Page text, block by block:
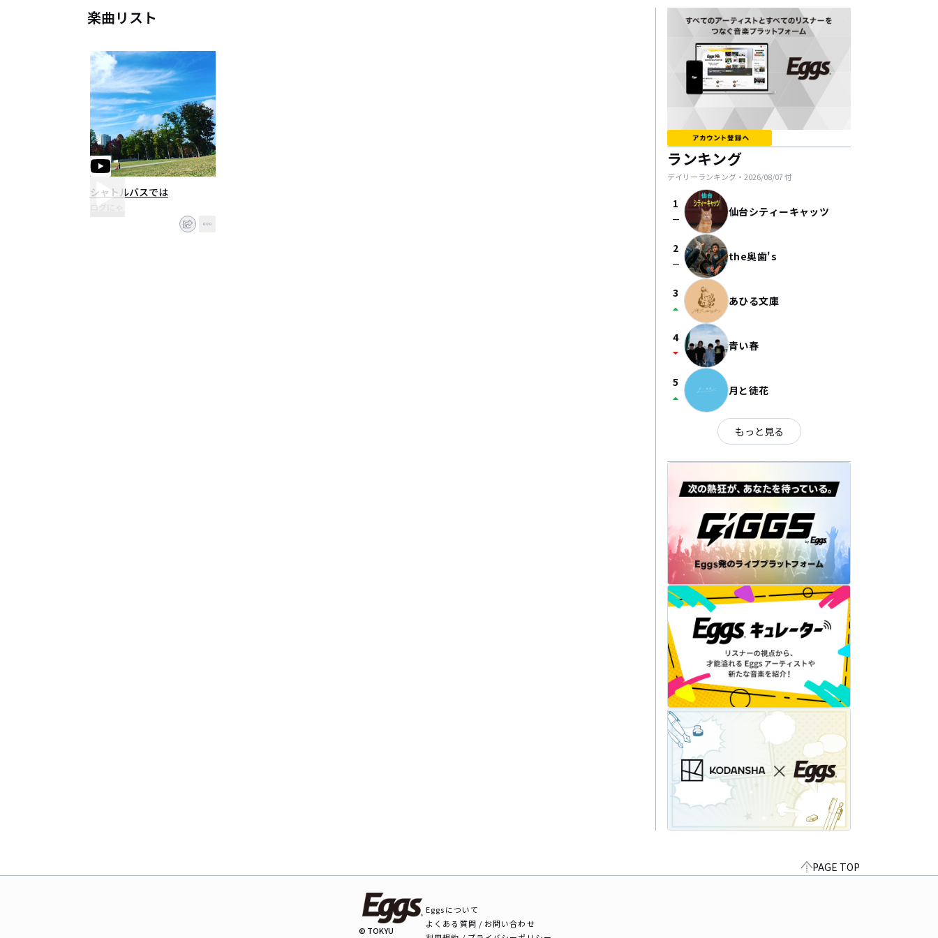
楽曲リスト
シャトルバスでは
ログにゃ
ランキング
デイリーランキング・ 2026/08/07付
1
check_indeterminate_small 仙台シティーキャッツ
2
check_indeterminate_small the奥歯's
3
arrow_drop_up あひる文庫
4
arrow_drop_down 青い春
5
arrow_drop_up 月と徒花
もっと見る
PAGE TOP
© TOKYU
Eggsについて
よくある質問 / お問い合わせ